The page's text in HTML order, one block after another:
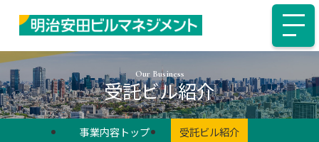
Our Business
受託ビル紹介
事業内容トップ 受託ビル紹介